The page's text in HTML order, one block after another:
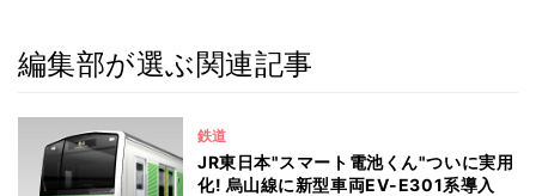
編集部が選ぶ関連記事
鉄道
JR東日本"スマート電池くん"ついに実用
化! 烏山線に新型車両EV-E301系導入